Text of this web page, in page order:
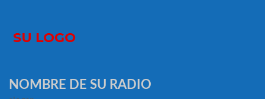
NOMBRE DE SU RADIO